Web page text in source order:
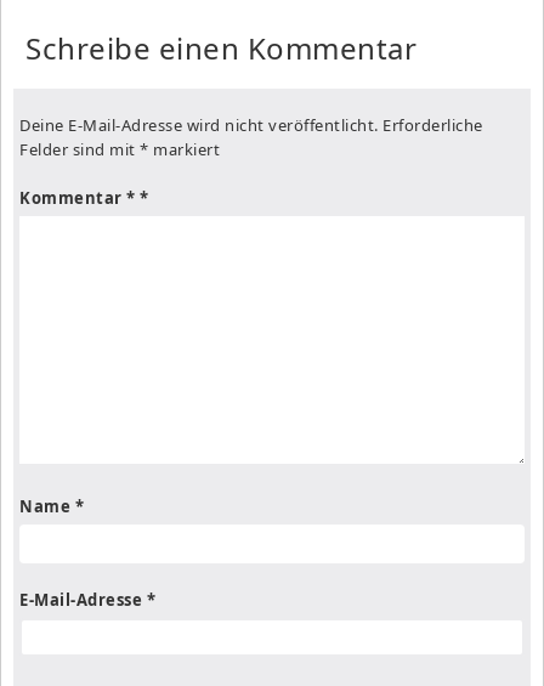
Schreibe einen Kommentar
Deine E-Mail-Adresse wird nicht veröffentlicht. Erforderliche
Felder sind mit * markiert
Kommentar *
Name *
E-Mail-Adresse *